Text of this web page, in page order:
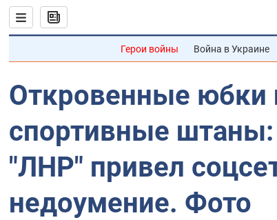
Герои войны Война в Украине
Откровенные юбки
спортивные штаны:
"ЛНР" привел
недоумение. Фото